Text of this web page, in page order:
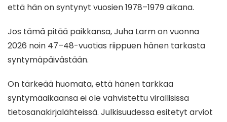
että hän on syntynyt vuosien 1978–1979 aikana.
Jos tämä pitää paikkansa, Juha Larm on vuonna
2026 noin 47–48-vuotias riippuen hänen tarkasta
syntymäpäivästään.
On tärkeää huomata, että hänen tarkkaa
syntymäaikaansa ei ole vahvistettu virallisissa
tietosanakirjalähteissä. Julkisuudessa esitetyt arviot